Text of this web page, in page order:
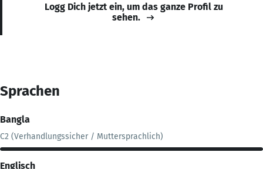
Logg Dich jetzt ein, um das ganze Profil zu
sehen.
Sprachen
Bangla
C2 (Verhandlungssicher / Muttersprachlich)
Englisch